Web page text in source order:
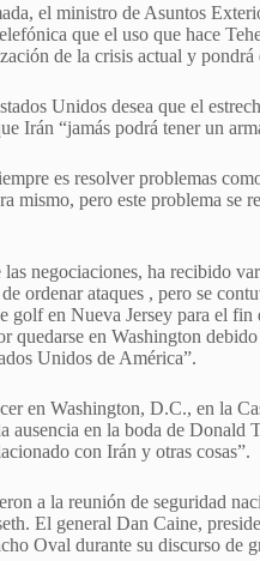
el ministro de Asuntos
que el uso que hace
de la crisis actual y
Unidos desea que el
Irán “jamás podrá tener un
es resolver problemas
mismo, pero este problema
negociaciones, ha recibido
ordenar ataques , pero se
golf en Nueva Jersey para el
quedarse en Washington
Unidos de América”.
en Washington, D.C., en la
ausencia en la boda de
con Irán y otras cosas”.
a la reunión de seguridad
El general Dan Caine,
Oval durante su discurso